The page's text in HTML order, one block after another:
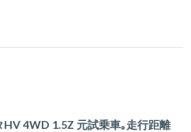
HV 4WD 1.5Z 元試乗車｡走行距離